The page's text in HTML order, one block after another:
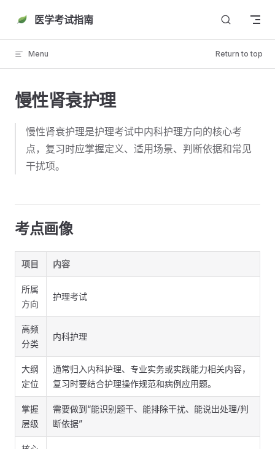
Skip to content
医学考试指南
Menu Return to top
慢性肾衰护理
慢性肾衰护理是护理考试中内科护理方向的核心考
点，复习时应掌握定义、适用场景、判断依据和常见
干扰项。
考点画像
项目 内容
所属
方向
护理考试
高频
分类
内科护理
大纲
定位
通常归入内科护理、专业实务或实践能力相关内容，
复习时要结合护理操作规范和病例应用题。
掌握
层级
需要做到“能识别题干、能排除干扰、能说出处理/判
断依据”